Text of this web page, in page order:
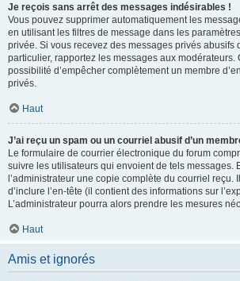
Je reçois sans arrêt des messages indésirables !
Vous pouvez supprimer automatiquement les
en utilisant les filtres de message dans les
privée. Si vous recevez des messages privés abusifs
particulier, rapportez les messages aux modérateurs.
possibilité d’empêcher complètement un membre
privés.
Haut
J’ai reçu un spam ou un courriel abusif d’un
Le formulaire de courrier électronique du forum
suivre les utilisateurs qui envoient de tels messages.
l’administrateur une copie complète du courriel reçu.
d’inclure l’en-tête (il contient des informations sur
L’administrateur pourra alors prendre les mesures
Haut
Amis et ignorés